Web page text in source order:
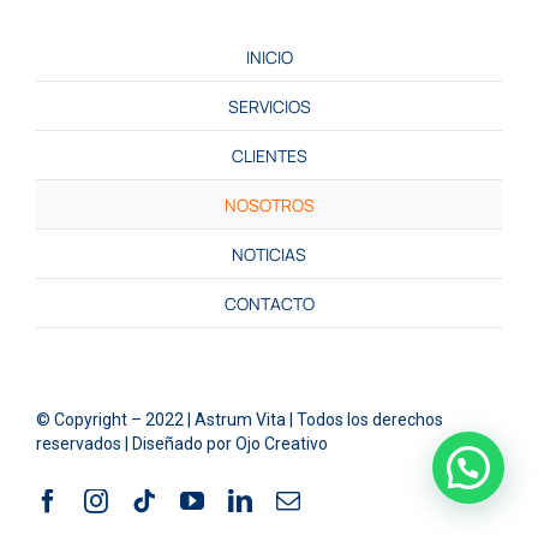
INICIO
SERVICIOS
CLIENTES
NOSOTROS
NOTICIAS
CONTACTO
© Copyright – 2022 | Astrum Vita | Todos los derechos
reservados | Diseñado porOjo Creativo